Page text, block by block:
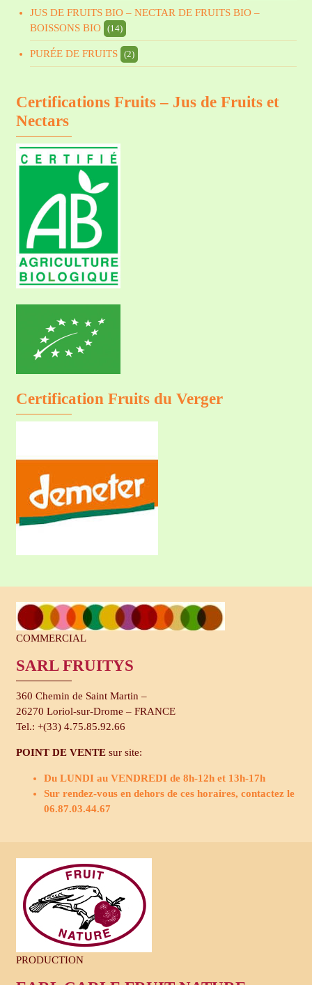
JUS DE FRUITS BIO – NECTAR DE FRUITS BIO –
BOISSONS BIO
(14)
PURÉE DE FRUITS (2)
Certifications Fruits – Jus de Fruits et
Nectars
Certification Fruits du Verger
COMMERCIAL
SARL FRUITYS
360 Chemin de Saint Martin –
26270 Loriol-sur-Drome – FRANCE
Tel.: +(33) 4.75.85.92.66
POINT DE VENTE sur site:
Du LUNDI au VENDREDI de 8h-12h et 13h-17h
Sur rendez-vous en dehors de ces horaires, contactez le
06.87.03.44.67
PRODUCTION